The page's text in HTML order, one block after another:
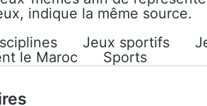
indique la même source.
Jeux sportifs
le Maroc
Sports